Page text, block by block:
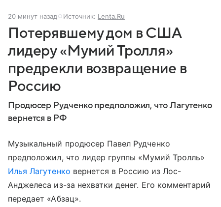
20 минут назад Источник: Lenta.Ru
Потерявшему дом в США
лидеру «Мумий Тролля»
предрекли возвращение в
Россию
Продюсер Рудченко предположил, что Лагутенко
вернется в РФ
Музыкальный продюсер Павел Рудченко
предположил, что лидер группы «Мумий Тролль»
Илья Лагутенко вернется в Россию из Лос-
Анджелеса из-за нехватки денег. Его комментарий
передает «Абзац».